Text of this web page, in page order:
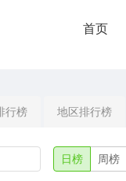
首页
行榜 地区排行榜
日榜 周榜